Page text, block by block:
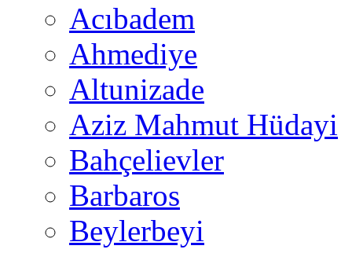
Acıbadem
Ahmediye
Altunizade
Aziz Mahmut Hüdayi
Bahçelievler
Barbaros
Beylerbeyi